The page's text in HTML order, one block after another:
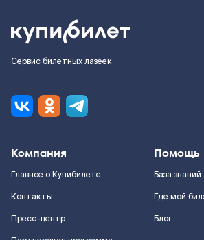
Сервис билетных лазеек
Компания
Главное о Купибилете
Контакты
Пресс-центр
Помощь
База знаний
Где мой
Блог